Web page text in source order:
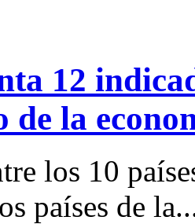
12
de la
los 10
países de